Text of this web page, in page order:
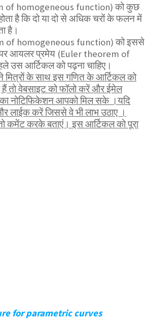
homogeneous function) को कुछ
है कि दो या दो से अधिक चरों के फलन में
है।
of homogeneous function) को इससे
पर आयलर प्रमेय (Euler theorem of
आर्टिकल को पढ़ना चाहिए।
मित्रों के साथ इस गणित के आर्टिकल को
तो वेबसाइट को फॉलो करें और ईमेल
नोटिफिकेशन आपको मिल सके ।यदि
लाईक करें जिससे वे भी लाभ उठाए ।
कमेंट करके बताएं। इस आर्टिकल को पूरा
for parametric curves